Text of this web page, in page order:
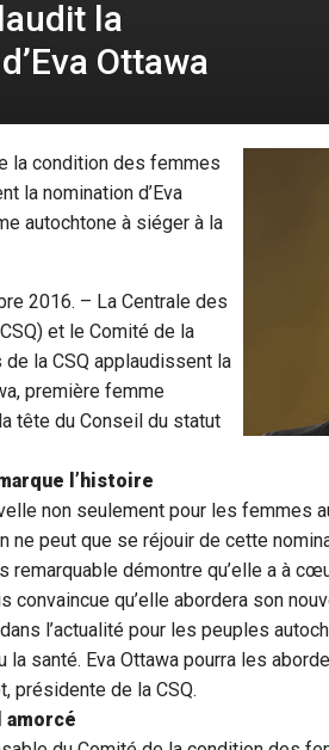
la
Ottawa
la condition des femmes
la nomination d’Eva
autochtone à siéger à la
2016. – La Centrale des
et le Comité de la
la CSQ applaudissent la
première femme
tête du Conseil du statut
l’histoire
non seulement pour les femmes
ne peut que se réjouir de cette
remarquable démontre qu’elle a à
convaincue qu’elle abordera son
l’actualité pour les peuples
la santé. Eva Ottawa pourra les
présidente de la CSQ.
amorcé